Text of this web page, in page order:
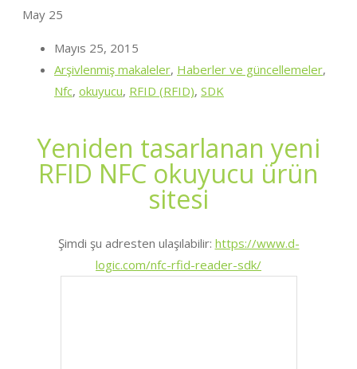
May 25
Mayıs 25, 2015
Arşivlenmiş makaleler, Haberler ve güncellemeler,
Nfc, okuyucu, RFID (RFID), SDK
Yeniden tasarlanan yeni
RFID NFC okuyucu ürün
sitesi
Şimdi şu adresten ulaşılabilir: https://www.d-
logic.com/nfc-rfid-reader-sdk/